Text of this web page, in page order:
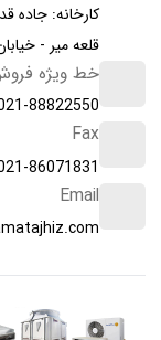
کارخانه: جاده
قلعه میر -
خط ویژه
88822550
Fax
86071831
Email